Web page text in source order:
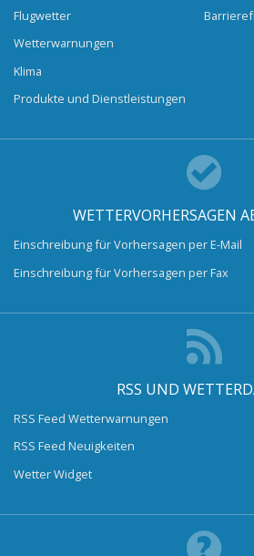
Flugwetter
Wetterwarnungen
Klima
Produkte und Dienstleistungen
WETTERVORHERSAGEN
Einschreibung für Vorhersagen per E-Mail
Einschreibung für Vorhersagen per Fax
RSS UND
RSS Feed Wetterwarnungen
RSS Feed Neuigkeiten
Wetter Widget